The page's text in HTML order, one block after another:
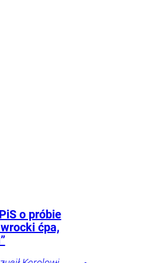
o próbie
ćpa,